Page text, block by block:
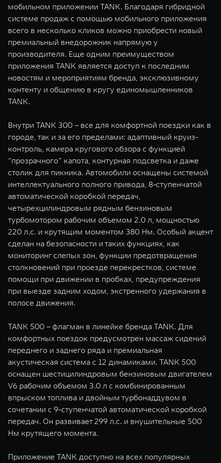
мобильном приложении TANK. Благодаря гибридной
системе продаж с помощью мобильного приложения
всего в несколько кликов можно приобрести новый
премиальный внедорожник напрямую у
производителя. Еще одним преимуществом
приложения TANK является доступ к последним
новостям и мероприятиям бренда, эксклюзивному
контенту и общению в кругу единомышленников
TANK.
Внутри TANK 300 – все для комфортной поездки как в
городе, так и за его пределами: адаптивный круиз-
контроль, камера кругового обзора с функцией
“прозрачного” капота, контурная подсветка и даже
столик для пикника. Автомобили оснащены системой
интеллектуального полного привода, 8-ступенчатой
автоматической коробкой передач,
четырехцилиндровым рядным бензиновым
турбомотором рабочим объемом 2.0 л, мощностью
220 л.с. и крутящим моментом 380 Нм. Особый акцент
сделан на безопасности и таких функциях, как
мониторинг слепых зон, функции предотвращения
столкновений при проезде перекрестков, системе
помощи при движении в пробках, предупреждения
при выезде задним ходом, экстренного удержания в
полосе движения.
TANK 500 – флагман в линейке бренда TANK. Для
комфортных поездок предусмотрен массаж сидений
переднего и заднего ряда и премиальная
акустическая система c 12 динамиками. TANK 500
оснащен шестицилиндровым бензиновым двигателем
V6 рабочим объемом 3.0 л с комбинированным
впрыском топлива и двойным турбонаддувом в
сочетании с 9-ступенчатой автоматической коробкой
передач. Он развивает 299 л.с. и внушительные 500
Нм крутящего момента.
Приложение TANK доступно на всех популярных